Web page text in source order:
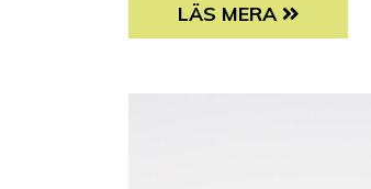
LÄS MERA